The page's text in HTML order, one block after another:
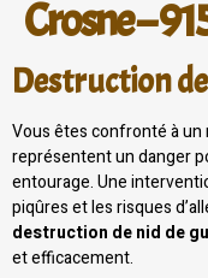
Crosne –
Destruction
Vous êtes confronté à un
représentent un danger
entourage. Une
piqûres et les risques
destruction de nid de
et efficacement.